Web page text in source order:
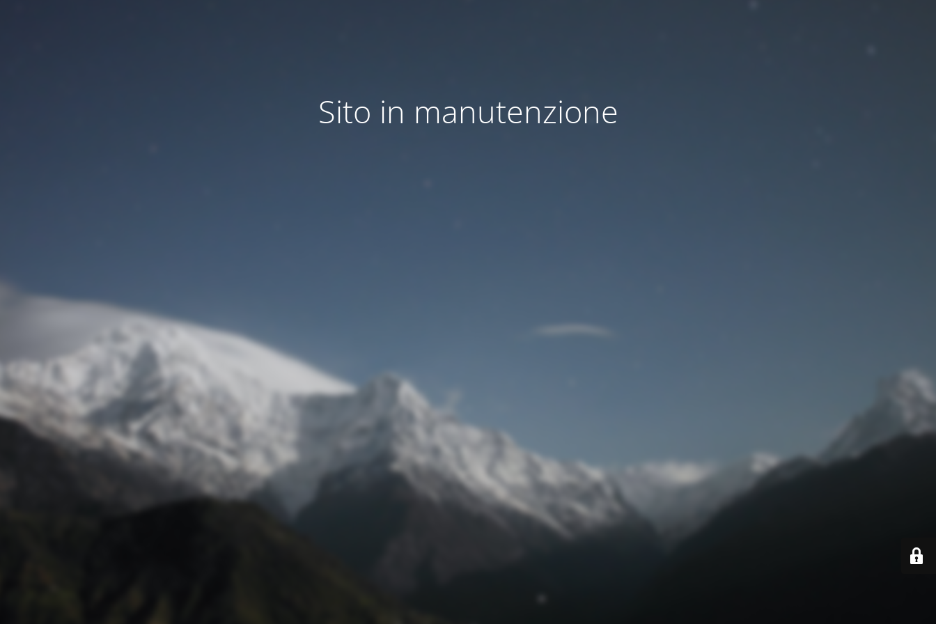
Sito in manutenzione